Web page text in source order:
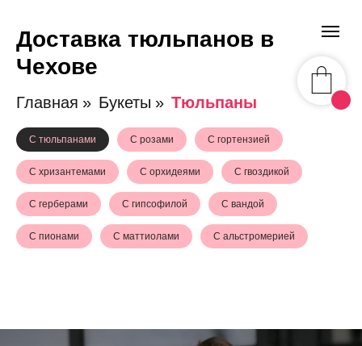
Доставка тюльпанов в
Чехове
Главная » Букеты » Тюльпаны
С тюльпанами С розами С гортензией
С хризантемами С орхидеями С гвоздикой
С герберами С гипсофилой С вандой
С пионами С маттиолами С альстромерией